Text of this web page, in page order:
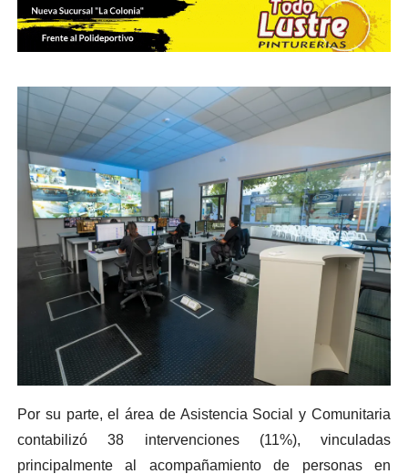
Por su parte, el área de Asistencia Social y Comunitaria
contabilizó 38 intervenciones (11%), vinculadas
principalmente al acompañamiento de personas en